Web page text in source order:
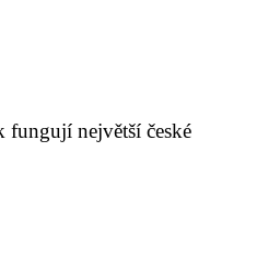
fungují největší české